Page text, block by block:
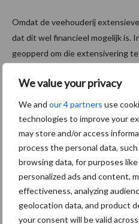
We value your privacy
We and our 4 partners use
technologies to improve your
may store and/or access
process the personal data,
browsing data, for purposes
personalized ads and content,
effectiveness, analyzing
geolocation data, and product
your consent will be valid
Omdat de veehouderij
dat dit wel financieel mogelijk is.
geopperd om die extensivering
gelden voor het opzetten van
CO₂-opslag. Daarnaast zouden
veehouders, nu zo’n € 100 per
beneden moeten en zou de
worden verhoogd, zodat het
Groen Kennisnet
Aanbevolen voor